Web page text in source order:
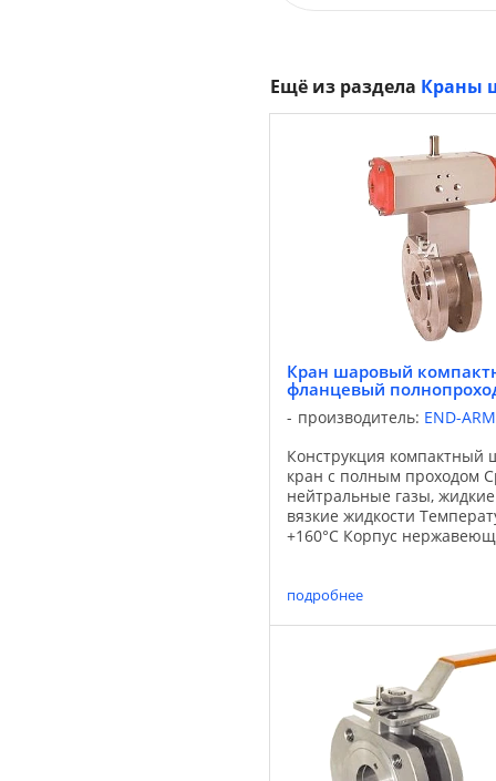
Ещё из раздела Краны
Кран шаровый
фланцевый
производитель: END-
Конструкция компактный
кран с полным проходом
нейтральные газы,
вязкие жидкости
+160°С Корпус
Уплотнение штока PTFE/
подробнее